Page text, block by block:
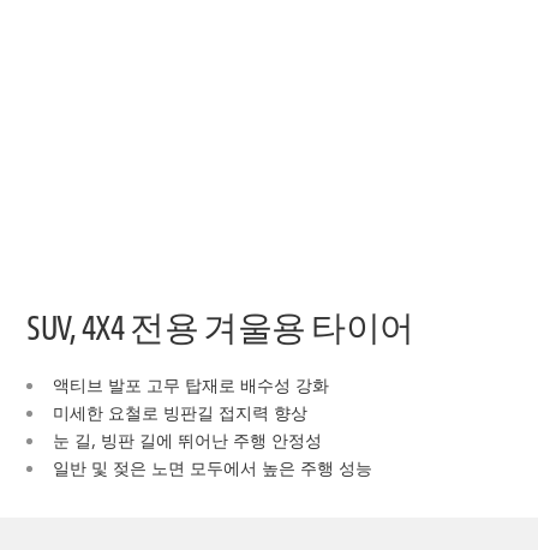
SUV, 4X4 전용 겨울용 타이어
액티브 발포 고무 탑재로 배수성 강화
미세한 요철로 빙판길 접지력 향상
눈 길, 빙판 길에 뛰어난 주행 안정성
일반 및 젖은 노면 모두에서 높은 주행 성능